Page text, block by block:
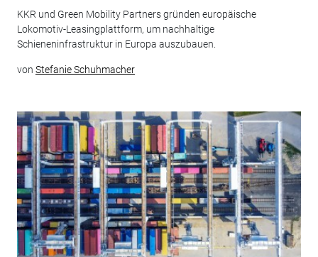
KKR und Green Mobility Partners gründen europäische
Lokomotiv-Leasingplattform, um nachhaltige
Schieneninfrastruktur in Europa auszubauen.
von Stefanie Schuhmacher